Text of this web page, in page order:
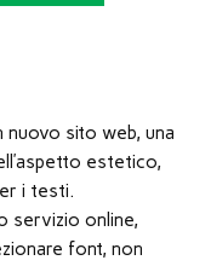
nuovo sito web, una
estetico,
i testi.
servizio online,
font, non